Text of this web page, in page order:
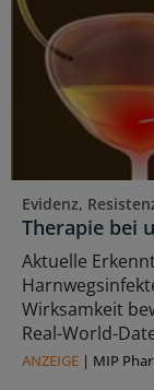
Evidenz,
Therapie bei
Aktuelle
Wirksamkeit
Real-World-
ANZEIGE | MIP